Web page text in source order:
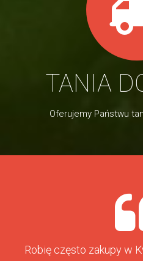
TANIA
Oferujemy Państwu
Robię często zakupy w